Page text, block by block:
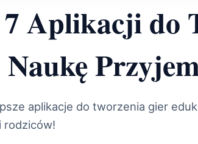
Aplikacji do
aplikacje do tworzenia gier
rodziców!